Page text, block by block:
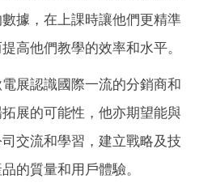
據，在上課時讓他們更精準
高他們教學的效率和水平。
展認識國際一流的分銷商和
展的可能性，他亦期望能與
交流和學習，建立戰略及技
的質量和用戶體驗。